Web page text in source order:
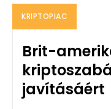
KRIPTOPIAC
Brit-
javításáért